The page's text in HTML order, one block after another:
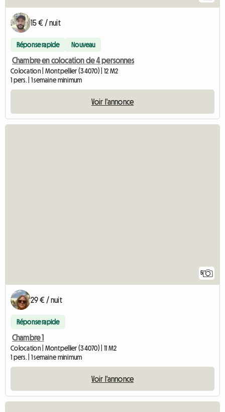
15 € / nuit
Réponse rapide Nouveau
Chambre en colocation de 4 personnes
Colocation | Montpellier (34070) | 12 M2
1 pers. | 1 semaine minimum
Voir l'annonce
5
29 € / nuit
Réponse rapide
Chambre 1
Colocation | Montpellier (34070) | 11 M2
1 pers. | 1 semaine minimum
Voir l'annonce